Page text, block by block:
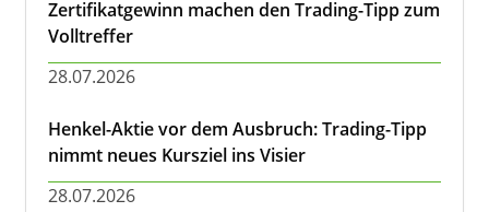
Zertifikatgewinn machen den Trading-Tipp zum
Volltreffer
28.07.2026
Henkel-Aktie vor dem Ausbruch: Trading-Tipp
nimmt neues Kursziel ins Visier
28.07.2026